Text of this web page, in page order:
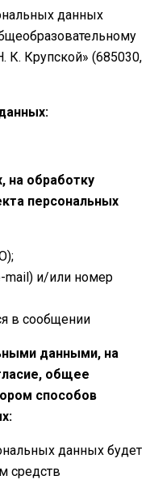
данных
Крупской» (685030,
на обработку
персональных
mail) и/или номер
в сообщении
данными, на
общее
способов
данных будет
средств